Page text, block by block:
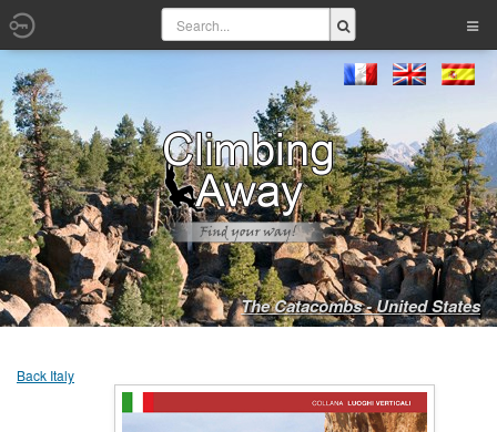
The Catacombs - United States
Back Italy